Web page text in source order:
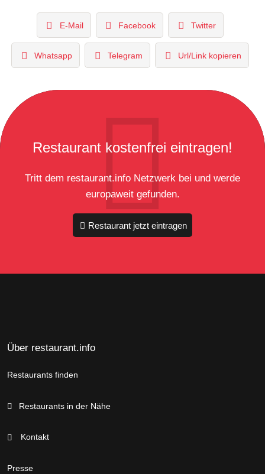
E-Mail Facebook Twitter
Whatsapp Telegram Url/Link kopieren
Restaurant kostenfrei eintragen!
Tritt dem restaurant.info Netzwerk bei und werde
europaweit gefunden.
Restaurant jetzt eintragen
Über restaurant.info
Restaurants finden
Restaurants in der Nähe
Kontakt
Presse